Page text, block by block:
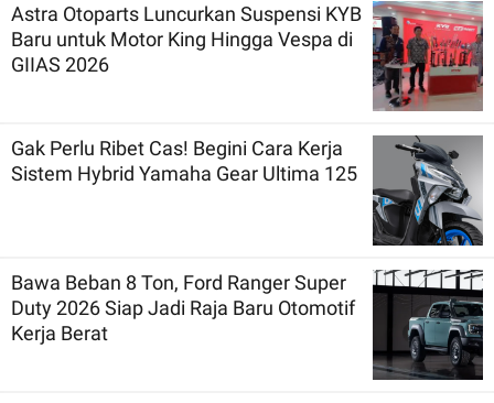
Astra Otoparts Luncurkan Suspensi KYB
Baru untuk Motor King Hingga Vespa di
GIIAS 2026
Gak Perlu Ribet Cas! Begini Cara Kerja
Sistem Hybrid Yamaha Gear Ultima 125
Bawa Beban 8 Ton, Ford Ranger Super
Duty 2026 Siap Jadi Raja Baru Otomotif
Kerja Berat